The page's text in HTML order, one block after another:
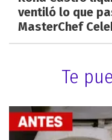
ventiló lo que
MasterChef
Te